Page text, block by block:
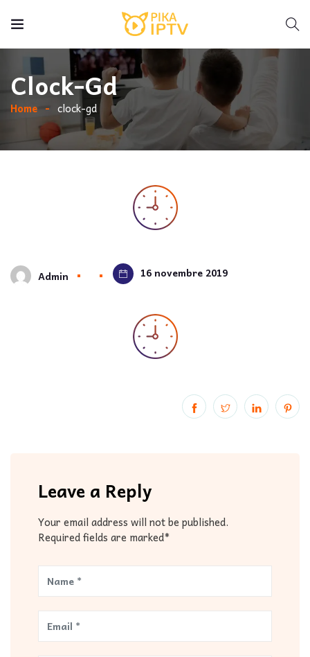
Clock-Gd
Home clock-gd
Admin 16 novembre 2019
Leave a Reply
Your email address will not be published.
Required fields are marked*